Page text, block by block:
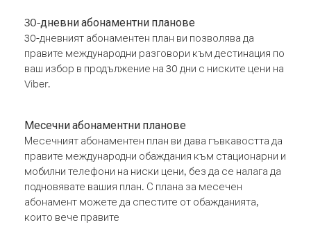
30-дневни абонаментни планове
30-дневният абонаментен план ви позволява да
правите международни разговори към дестинация по
ваш избор в продължение на 30 дни с ниските цени на
Viber.
Месечни абонаментни планове
Месечният абонаментен план ви дава гъвкавостта да
правите международни обаждания към стационарни и
мобилни телефони на ниски цени, без да се налага да
подновявате вашия план. С плана за месечен
абонамент можете да спестите от обажданията,
които вече правите